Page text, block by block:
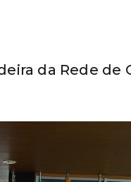
da Rede de